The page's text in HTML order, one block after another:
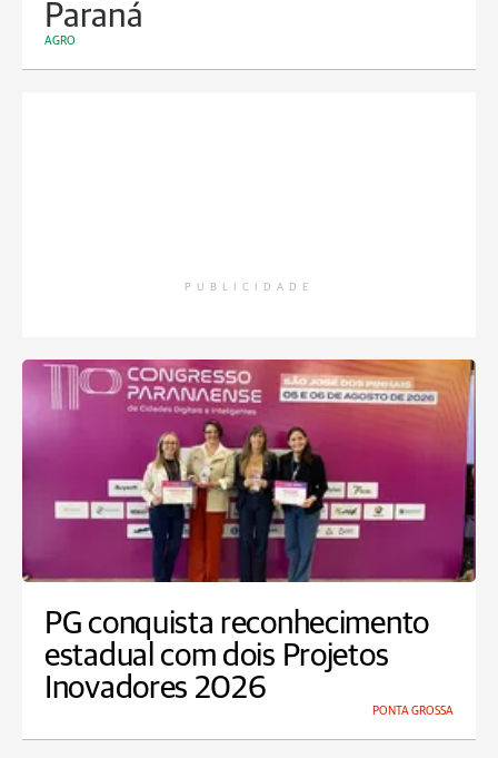
Paraná
AGRO
PUBLICIDADE
PG conquista reconhecimento
estadual com dois Projetos
Inovadores 2026
PONTA GROSSA